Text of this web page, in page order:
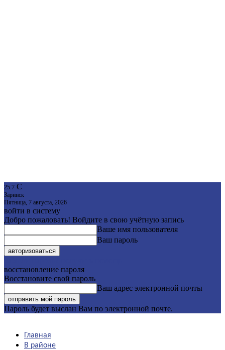
25.7 C
Заринск
Пятница, 7 августа, 2026
войти в систему
Добро пожаловать! Войдите в свою учётную запись
Ваше имя пользователя
Ваш пароль
восстановление пароля
Восстановите свой пароль
Ваш адрес электронной почты
Пароль будет выслан Вам по электронной почте.
Главная
В районе